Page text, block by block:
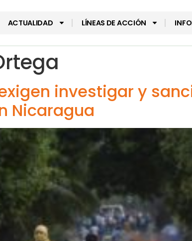
ACTUALIDAD LÍNEAS DE ACCIÓN
investigar y
Nicaragua